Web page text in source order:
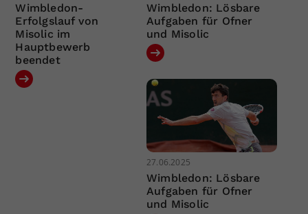
Wimbledon-
Erfolgslauf von
Misolic im
Hauptbewerb
beendet
Wimbledon: Lösbare
Aufgaben für Ofner
und Misolic
27.06.2025
Wimbledon: Lösbare
Aufgaben für Ofner
und Misolic